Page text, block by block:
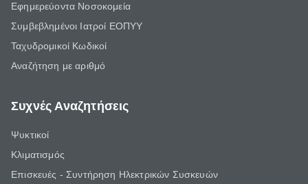
Εφημερεύοντα Νοσοκομεία
Συμβεβλημένοι Ιατροί ΕΟΠΥΥ
Ταχυδρομικοί Κωδικοί
Αναζήτηση με αριθμό
Συχνές Αναζητήσεις
Ψυκτικοί
Κλιματισμός
Επισκευές - Συντήρηση Ηλεκτρικών Συσκευών